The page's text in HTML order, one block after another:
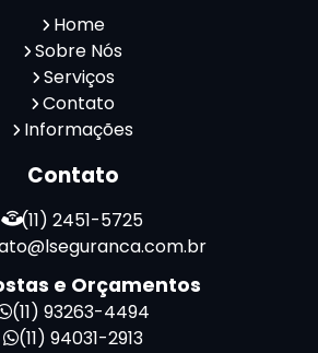
Home
Sobre Nós
Serviços
Contato
Informações
Contato
(11) 2451-5725
e Orçamentos
(11) 93263-4494
(11) 94031-2913